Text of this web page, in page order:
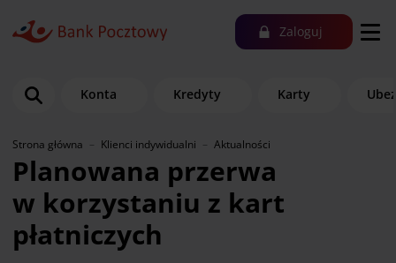
Zaloguj
Konta Kredyty Karty
Strona główna Klienci indywidualni Aktualności
Planowana przerwa
w korzystaniu z kart
płatniczych